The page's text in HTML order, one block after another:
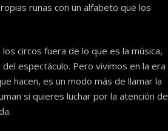
runas con un alfabeto que los
circos fuera de lo que es la música,
espectáculo. Pero vivimos en la era
hacen, es un modo más de llamar la
si quieres luchar por la atención